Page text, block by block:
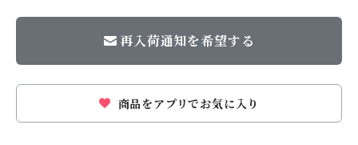
再入荷通知を希望する
商品をアプリでお気に入り